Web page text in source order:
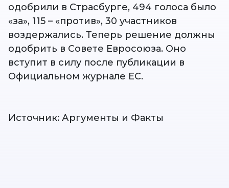
одобрили в Страсбурге, 494 голоса было
«за», 115 – «против», 30 участников
воздержались. Теперь решение должны
одобрить в Совете Евросоюза. Оно
вступит в силу после публикации в
Официальном журнале ЕС.
Источник: Аргументы и Факты